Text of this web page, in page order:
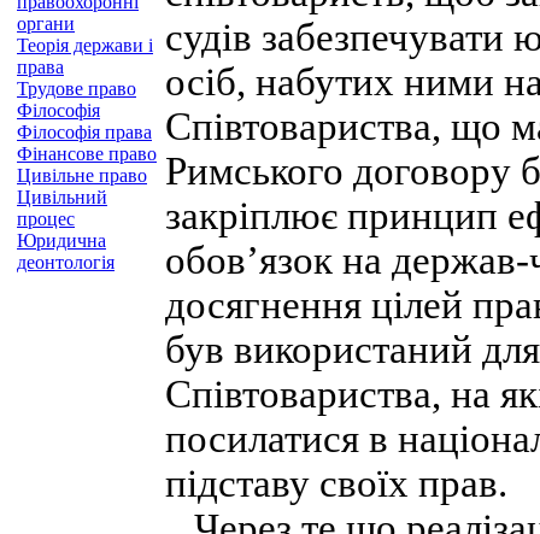
органи
Теорія держави і
права
Трудове право
Філософія
Філософія права
Фінансове право
Цивільне право
Цивільний
процес
Юридична
деонтологія
судів
осіб, набутих ними
Співтовариства, що
Римського договору
закріплює принцип
обов’язок на
досягнення цілей
був використаний
Співтовариства, на
посилатися в
підставу своїх прав.